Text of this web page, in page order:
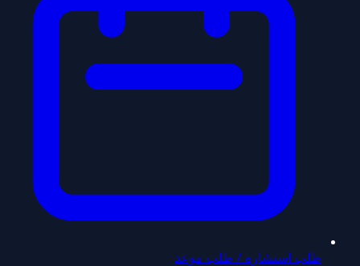
طلب استشارة / طلب موعد